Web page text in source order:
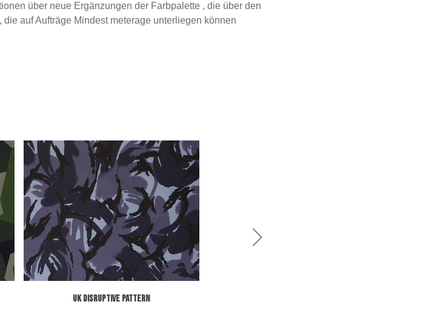
über neue Ergänzungen der Farbpalette , die über den
auf Aufträge Mindest meterage unterliegen können
UK DISRUPTIVE PATTERN